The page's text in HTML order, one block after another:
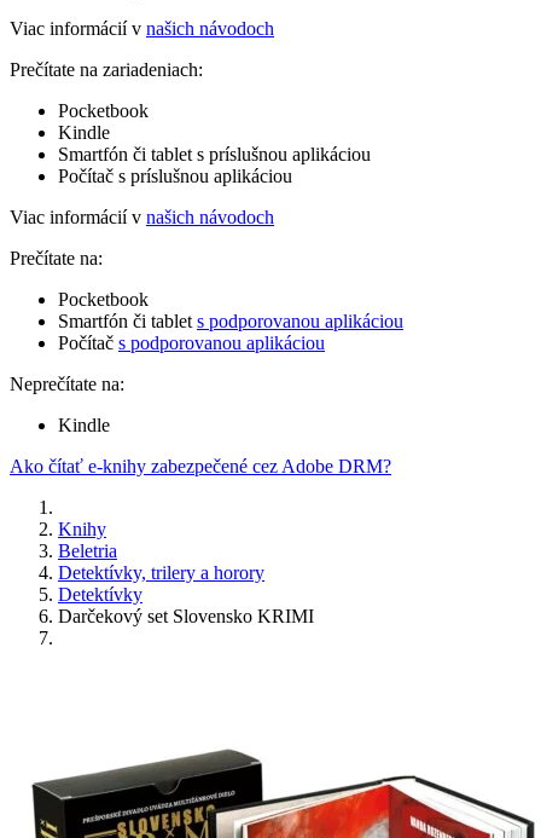
Viac informácií v našich návodoch
Prečítate na zariadeniach:
Pocketbook
Kindle
Smartfón či tablet s príslušnou aplikáciou
Počítač s príslušnou aplikáciou
Viac informácií v našich návodoch
Prečítate na:
Pocketbook
Smartfón či tablet s podporovanou aplikáciou
Počítač s podporovanou aplikáciou
Neprečítate na:
Kindle
Ako čítať e-knihy zabezpečené cez Adobe DRM?
Knihy
Beletria
Detektívky, trilery a horory
Detektívky
Darčekový set Slovensko KRIMI